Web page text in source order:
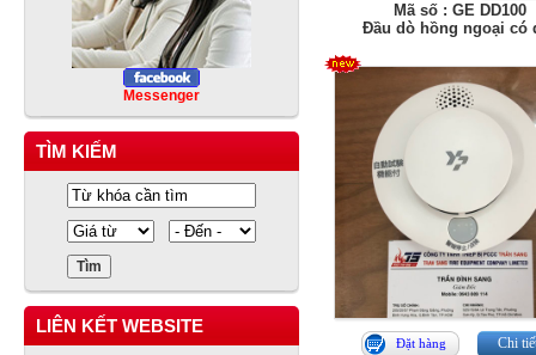
Messenger
TÌM KIẾM
LIÊN KẾT WEBSITE
Mã số : GE DD100
Đầu dò hồng ngoại có
Đặt hàng Chi